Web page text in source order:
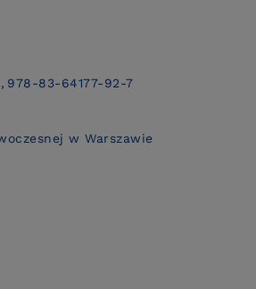
978-83-64177-92-7
w Warszawie